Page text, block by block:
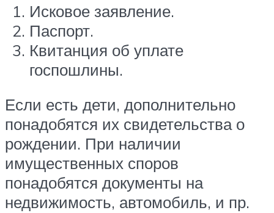
Исковое заявление.
Паспорт.
Квитанция об уплате
госпошлины.
Если есть дети, дополнительно
понадобятся их свидетельства о
рождении. При наличии
имущественных споров
понадобятся документы на
недвижимость, автомобиль, и пр.